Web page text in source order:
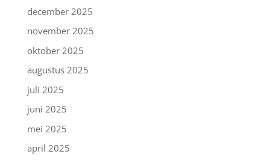
december 2025
november 2025
oktober 2025
augustus 2025
juli 2025
juni 2025
mei 2025
april 2025